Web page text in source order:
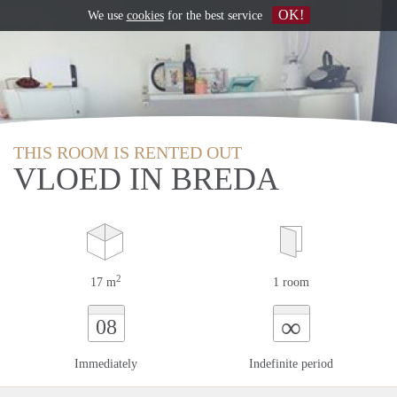
THIS ROOM IS RENTED OUT
VLOED IN BREDA
17 m2 1 room
08
Immediately
∞
Indefinite period
We use cookiesfor the best service OK!